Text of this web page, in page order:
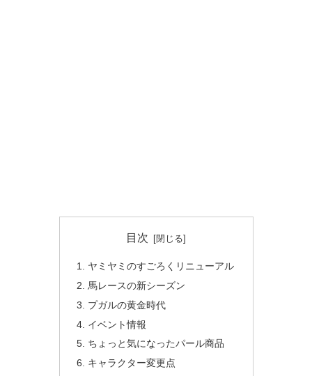
目次
ヤミヤミのすごろくリニューアル
馬レースの新シーズン
プガルの黄金時代
イベント情報
ちょっと気になったパール商品
キャラクター変更点